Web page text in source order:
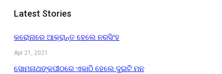
Latest Stories
କରୋନାରେ ଆକ୍ରାନ୍ତ ହେଲେ ନରସିଂହ
Apr 21, 2021
ସୋମନାଥଙ୍କପୀଠରେ ଏକାଠି ହେଲେ ଦୁଇଟି ମନ